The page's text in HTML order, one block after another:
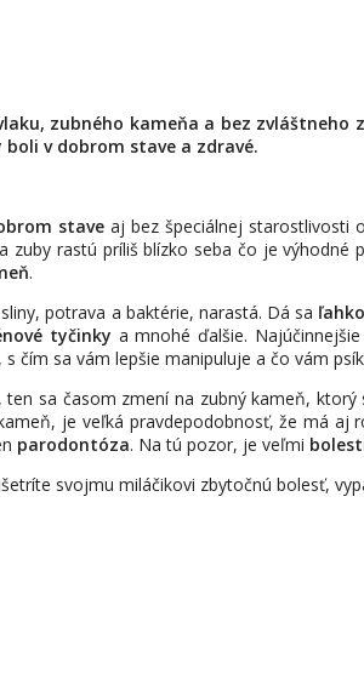
zubného kameňa a bez
v dobrom stave a zdravé.
staveaj bez špeciálnej starostlivosti
rastú príliš blízko seba čo je
.
potrava a baktérie, narastá. Dá sa
tyčinky a mnohé ďalšie.
s čím sa vám lepšie manipuluje a čo vám
sa časom zmení na zubný kameň,
je veľká pravdepodobnosť, že má aj
parodontóza. Na tú pozor, je veľmi
svojmu miláčikovi zbytočnú bolesť,